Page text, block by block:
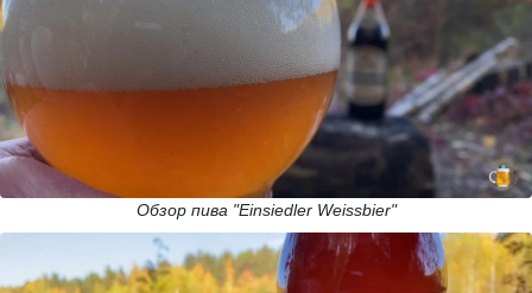
Обзор пива "Einsiedler Weissbier"